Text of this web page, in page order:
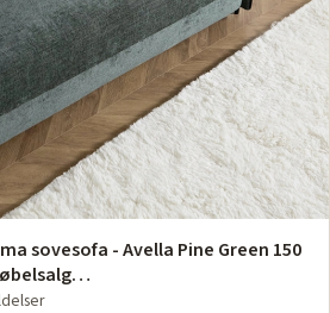
sovesofa - Avella Pine Green 150